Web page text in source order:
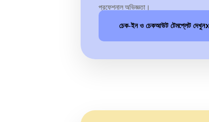
প্রফেশনাল অভিজ্ঞতা।
চেক-ইন ও চেকআউট টেমপ্লেট দেখুন